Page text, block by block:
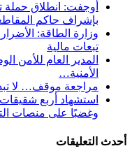
أوجفت: انطلاق
بإشراف حاكم
وزارة الطاقة:
تبعات مالية
المدير العام للأمن
الأمنية…
مراجعة موقف… لا
استشهاد أربع
وغضبًا على منصات
أحدث التعليقات